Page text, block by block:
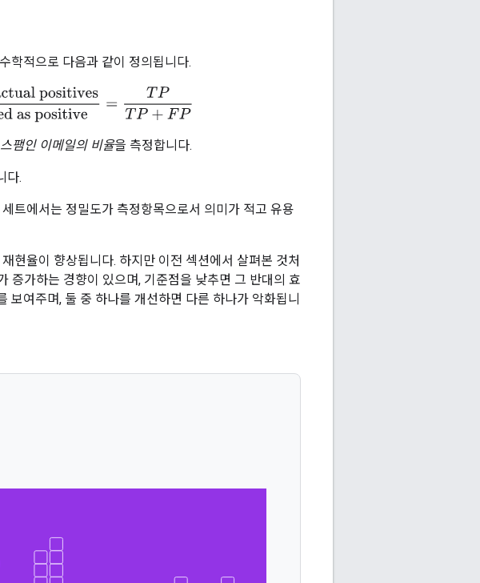
학적으로 다음과 같이 정의됩니다.
everything classified as positive
팸인 이메일의 비율을 측정합니다.
다.
트에서는 정밀도가 측정항목으로서 의미가 적고 유용
현율이 향상됩니다. 하지만 이전 섹션에서 살펴본 것처
증가하는 경향이 있으며, 기준점을 낮추면 그 반대의 효
여주며, 둘 중 하나를 개선하면 다른 하나가 악화됩니